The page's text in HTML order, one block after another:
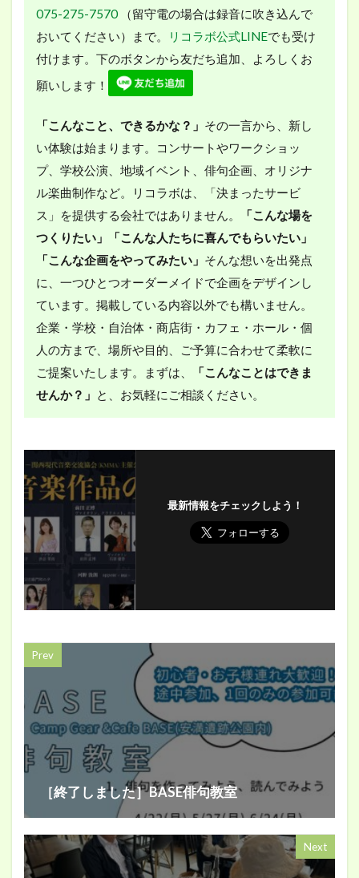
075-275-7570 （留守電の場合は録音に吹き込んで
おいてください）まで。
リコラボ公式LINEでも受け
付けます。下のボタンから友だち追加、よろしくお
願いします！
「こんなこと、できるかな？」 その一言から、新し
い体験は始まります。コンサートやワークショッ
プ、学校公演、地域イベント、俳句企画、オリジナ
ル楽曲制作など。リコラボは、「決まったサービ
ス」を提供する会社ではありません。
「こんな場を
つくりたい」
「こんな人たちに喜んでもらいたい」
「こんな企画をやってみたい」 そんな想いを出発点
に、一つひとつオーダーメイドで企画をデザインし
ています。掲載している内容以外でも構いません。
企業・学校・自治体・商店街・カフェ・ホール・個
人の方まで、場所や目的、ご予算に合わせて柔軟に
ご提案いたします。まずは、
「こんなことはできま
せんか？」 と、お気軽にご相談ください。
最新情報をチェックしよう！
Prev
［終了しました］BASE俳句教室
Next